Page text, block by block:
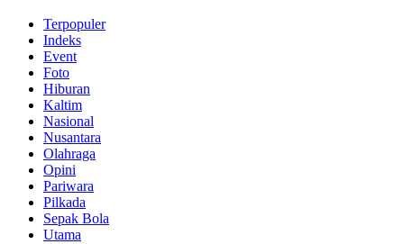
Terpopuler
Indeks
Event
Foto
Hiburan
Kaltim
Nasional
Nusantara
Olahraga
Opini
Pariwara
Pilkada
Sepak Bola
Utama